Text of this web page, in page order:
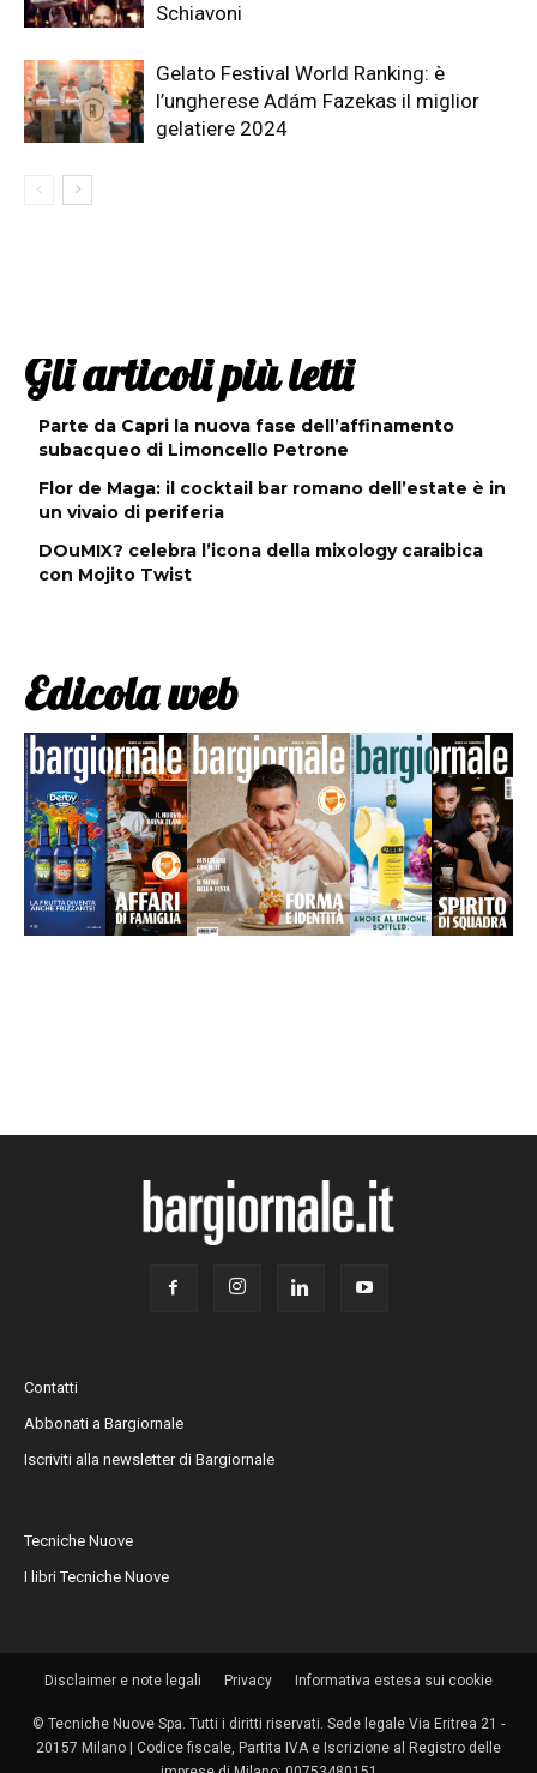
Schiavoni
Gelato Festival World Ranking: è
l’ungherese Adám Fazekas il miglior
gelatiere 2024
Gli articoli più letti
Parte da Capri la nuova fase dell’affinamento
subacqueo di Limoncello Petrone
Flor de Maga: il cocktail bar romano dell’estate è in
un vivaio di periferia
DOuMIX? celebra l’icona della mixology caraibica
con Mojito Twist
Edicola web
Contatti
Abbonati a Bargiornale
Iscriviti alla newsletter di Bargiornale
Tecniche Nuove
I libri Tecniche Nuove
Disclaimer e note legali Privacy Informativa estesa sui cookie
© Tecniche Nuove Spa. Tutti i diritti riservati. Sede legale Via Eritrea 21 -
20157 Milano | Codice fiscale, Partita IVA e Iscrizione al Registro delle